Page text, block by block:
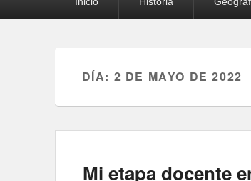
DÍA: 2 DE MAYO DE 2022
Mi etapa docente